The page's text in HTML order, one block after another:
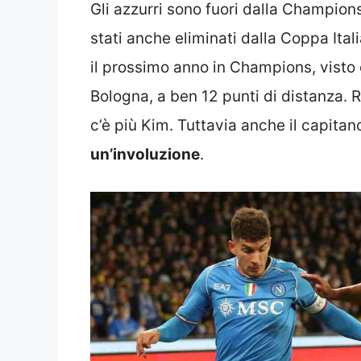
Gli azzurri sono fuori dalla
stati anche eliminati dalla Coppa
il prossimo anno in Champions,
Bologna, a ben 12 punti di distanza.
c’è più Kim. Tuttavia anche il
un’involuzione.